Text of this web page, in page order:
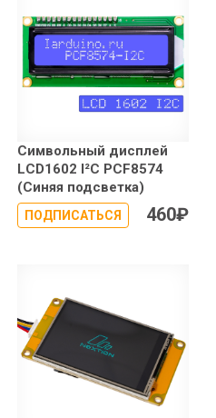
Символьный дисплей
LCD1602 I²C PCF8574
(Синяя подсветка)
ПОДПИСАТЬСЯ 460₽